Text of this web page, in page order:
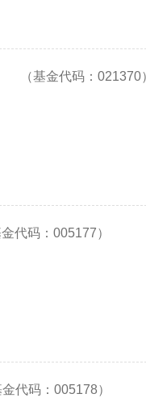
（基金代码：021370
金代码：005177）
金代码：005178）